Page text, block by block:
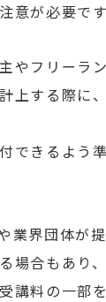
意が必要です
やフリーラ
上する際に
できるよう
業界団体が
場合もあり、
講料の一部